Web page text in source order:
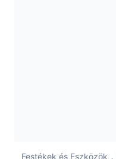
Festékek és Eszközök ,